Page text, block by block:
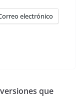
electrónico
que